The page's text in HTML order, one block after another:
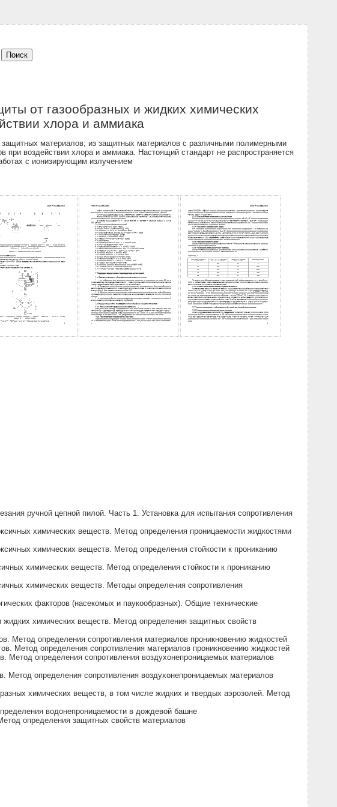
от газообразных и жидких химических
хлора и аммиака
защитных материалов; из защитных материалов с различными полимерными
воздействии хлора и аммиака. Настоящий стандарт не распространяется
с ионизирующим излучением
ручной цепной пилой. Часть 1. Установка для испытания сопротивления
химических веществ. Метод определения проницаемости жидкостями
химических веществ. Метод определения стойкости к прониканию
химических веществ. Метод определения стойкости к прониканию
химических веществ. Методы определения сопротивления
факторов (насекомых и паукообразных). Общие технические
химических веществ. Метод определения защитных свойств
Метод определения сопротивления материалов проникновению жидкостей
Метод определения сопротивления материалов проникновению жидкостей
Метод определения сопротивления воздухонепроницаемых материалов
определения сопротивления воздухонепроницаемых материалов
химических веществ, в том числе жидких и твердых аэрозолей. Метод
водонепроницаемости в дождевой башне
определения защитных свойств материалов